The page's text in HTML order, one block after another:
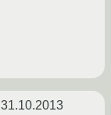
31.10.2013